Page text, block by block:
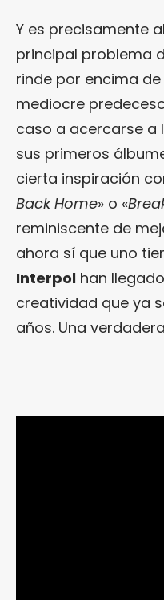
Y es precisamente
principal problema
rinde por encima
mediocre
caso a acercarse a
sus primeros
cierta inspiración
Back Home» o «
reminiscente de
ahora sí que uno
Interpol han
creatividad que ya
años. Una